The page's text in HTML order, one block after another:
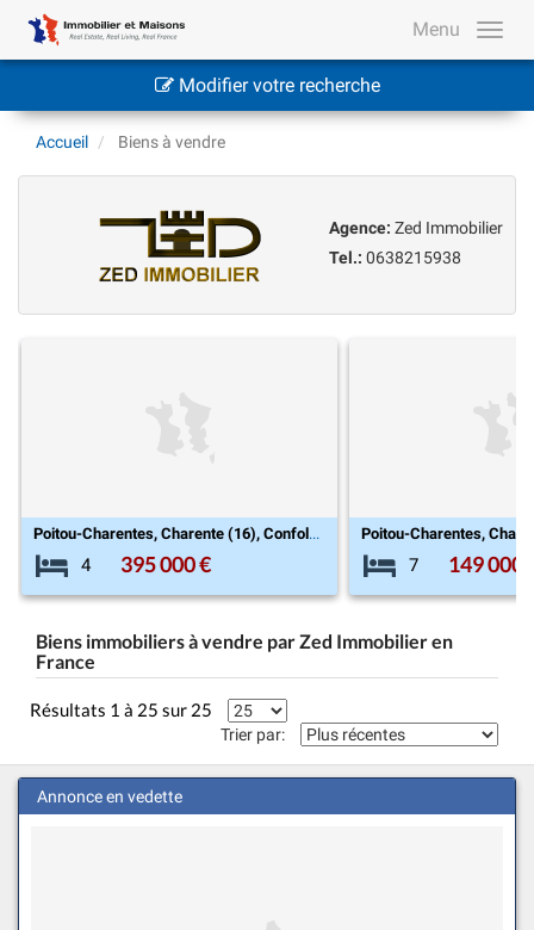
Menu
Modifier votre recherche
Accueil Biens à vendre
Agence: Zed Immobilier
Tel.: 0638215938
Poitou-Charentes, Charente (16), Confolens
7 149 000 € 2 210 000
Biens immobiliers à vendre par Zed Immobilier en
France
Résultats 1 à 25 sur 25
Trier par:
Annonce en vedette